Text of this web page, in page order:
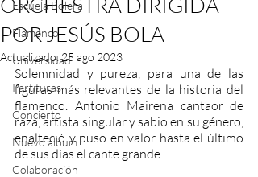
Escuela Bolera
Flamenco
Universidad
Partituras
Concierto
Nuevo album
Colaboración
POR JESÚS BOLA
Actualizado:25 ago 2023
Solemnidad y pureza, para una de las
figuras más relevantes de la historia del
flamenco. Antonio Mairena cantaor de
raza, artista singular y sabio en su género,
enalteció y puso en valor hasta el último
de sus días el cante grande.